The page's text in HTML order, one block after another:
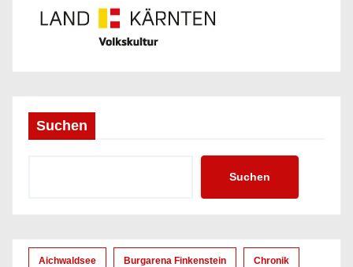
Suchen
Suchen
Aichwaldsee Burgarena Finkenstein Chronik